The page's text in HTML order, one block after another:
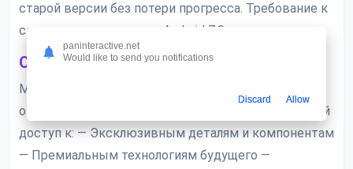
старой версии без потери прогресса. Требование к
системе минимальные: Android 7.0 и выше.
Особенности unlocked-контента
Модифицированная версия снимает все
ограничения на покупки. Это означает бесконечный
доступ к: — Эксклюзивным деталям и компонентам
— Премиальным технологиям будущего —
paninteractive.net
Would like to send you notifications
Discard Allow